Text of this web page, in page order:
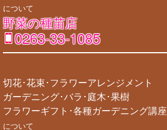
について
野菜の種苗店
0263-33-1085
切花･花束･フラワーアレンジメント
ガーデニング･バラ･庭木･果樹
フラワーギフト･各種ガーデニング講座
について